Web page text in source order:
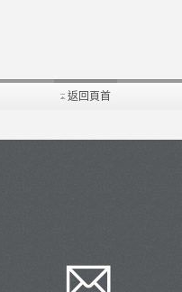
返回頁首